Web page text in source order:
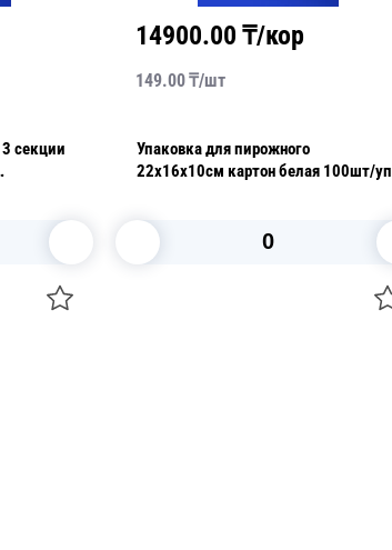
14900.00 ₸/кор
149.00₸/шт
Упаковка для пирожного
22х16х10см картон белая 100шт/уп